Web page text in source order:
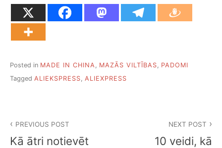
Posted in MADE IN CHINA, MAZĀS VILTĪBAS, PADOMI
Tagged ALIEKSPRESS ALIEXPRESS
izvēlne
PREVIOUS POST
Kā ātri notievēt
NEXT POST
10 veidi, kā